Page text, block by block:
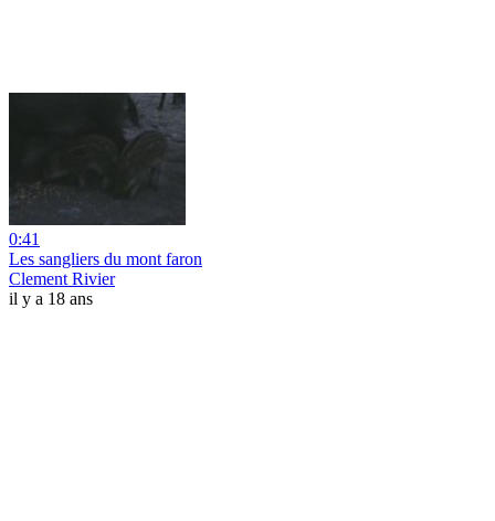
0:41
Les sangliers du mont faron
Clement Rivier
il y a 18 ans